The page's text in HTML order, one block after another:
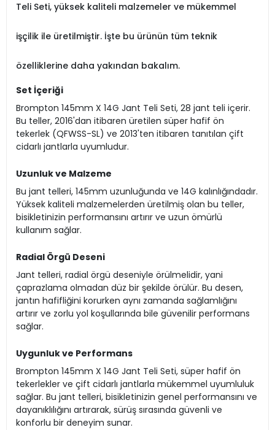
Teli Seti, yüksek kaliteli malzemeler ve mükemmel
işçilik ile üretilmiştir. İşte bu ürünün tüm teknik
özelliklerine daha yakından bakalım.
Set İçeriği
Brompton 145mm X 14G Jant Teli Seti, 28 jant teli içerir.
Bu teller, 2016'dan itibaren üretilen süper hafif ön
tekerlek (QFWSS-SL) ve 2013'ten itibaren tanıtılan çift
cidarlı jantlarla uyumludur.
Uzunluk ve Malzeme
Bu jant telleri, 145mm uzunluğunda ve 14G kalınlığındadır.
Yüksek kaliteli malzemelerden üretilmiş olan bu teller,
bisikletinizin performansını artırır ve uzun ömürlü
kullanım sağlar.
Radial Örgü Deseni
Jant telleri, radial örgü deseniyle örülmelidir, yani
çaprazlama olmadan düz bir şekilde örülür. Bu desen,
jantın hafifliğini korurken aynı zamanda sağlamlığını
artırır ve zorlu yol koşullarında bile güvenilir performans
sağlar.
Uygunluk ve Performans
Brompton 145mm X 14G Jant Teli Seti, süper hafif ön
tekerlekler ve çift cidarlı jantlarla mükemmel uyumluluk
sağlar. Bu jant telleri, bisikletinizin genel performansını ve
dayanıklılığını artırarak, sürüş sırasında güvenli ve
konforlu bir deneyim sunar.